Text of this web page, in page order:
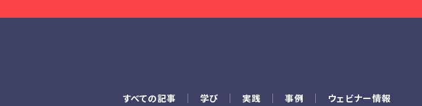
すべての記事 学び 実践 事例 ウェビナー情報